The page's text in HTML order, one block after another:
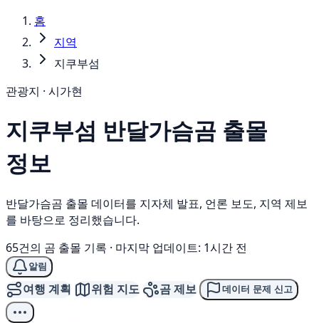
홈
지역
지쿠부섬
관광지 · 시가현
지쿠부섬 반달가슴곰 출몰
정보
반달가슴곰 출몰 데이터를 지자체 발표, 언론 보도, 지역 제보
를 바탕으로 정리했습니다.
65건의 곰 출몰 기록 · 마지막 업데이트: 1시간 전
알림
여행 계획 위험 지도 곰 제보 데이터 문제 신고